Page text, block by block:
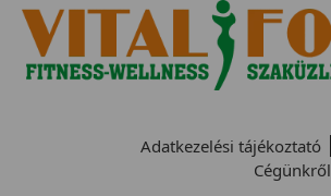
Adatkezelési tájékoztató
Cégünkről